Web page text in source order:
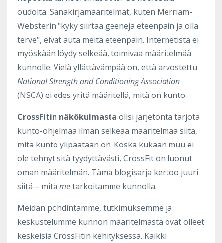
oudolta. Sanakirjamääritelmät, kuten Merriam-
Websterin "kyky siirtää geenejä eteenpäin ja olla
terve", eivät auta meitä eteenpäin. Internetistä ei
myöskään löydy selkeää, toimivaa määritelmää
kunnolle. Vielä yllättävämpää on, että arvostettu
National Strength and Conditioning Association
(NSCA) ei edes yritä määritellä, mitä on kunto.
CrossFitin näkökulmasta olisi järjetöntä tarjota
kunto-ohjelmaa ilman selkeää määritelmää siitä,
mitä kunto ylipäätään on. Koska kukaan muu ei
ole tehnyt sitä tyydyttävästi, CrossFit on luonut
oman määritelmän. Tämä blogisarja kertoo juuri
siitä – mitä metarkoitamme kunnolla.
Meidän pohdintamme, tutkimuksemme ja
keskustelumme kunnon määritelmästä ovat olleet
keskeisiä CrossFitin kehityksessä. Kaikki